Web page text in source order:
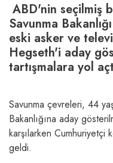
ABD'nin seçilmiş
Savunma
eski asker ve
Hegseth'i aday
tartışmalara yol
Savunma çevreleri, 44
Bakanlığına aday
karşılarken
geldi.